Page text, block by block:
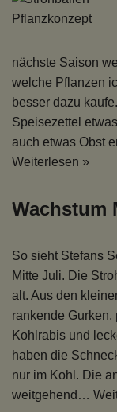
nächste Saison
welche Pflanzen
besser dazu
Speisezettel
auch etwas Obst
Weiterlesen »
Wachstum
So sieht Stefans
Mitte Juli. Die
alt. Aus den
rankende Gurken,
Kohlrabis und
haben die
nur im Kohl. Die
weitgehend…